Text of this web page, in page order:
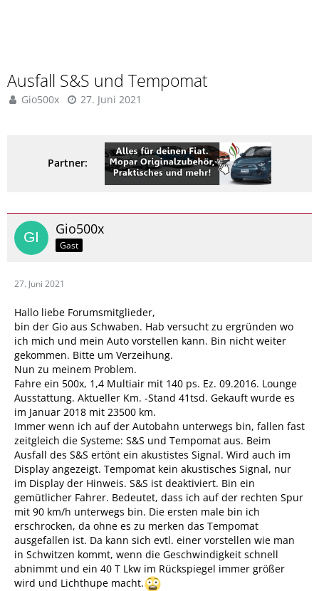
Ausfall S&S und Tempomat
Gio500x 27. Juni 2021
Partner:
Gio500x
Gast
27. Juni 2021
Hallo liebe Forumsmitglieder,
bin der Gio aus Schwaben. Hab versucht zu ergründen wo
ich mich und mein Auto vorstellen kann. Bin nicht weiter
gekommen. Bitte um Verzeihung.
Nun zu meinem Problem.
Fahre ein 500x, 1,4 Multiair mit 140 ps. Ez. 09.2016. Lounge
Ausstattung. Aktueller Km. -Stand 41tsd. Gekauft wurde es
im Januar 2018 mit 23500 km.
Immer wenn ich auf der Autobahn unterwegs bin, fallen fast
zeitgleich die Systeme: S&S und Tempomat aus. Beim
Ausfall des S&S ertönt ein akustistes Signal. Wird auch im
Display angezeigt. Tempomat kein akustisches Signal, nur
im Display der Hinweis. S&S ist deaktiviert. Bin ein
gemütlicher Fahrer. Bedeutet, dass ich auf der rechten Spur
mit 90 km/h unterwegs bin. Die ersten male bin ich
erschrocken, da ohne es zu merken das Tempomat
ausgefallen ist. Da kann sich evtl. einer vorstellen wie man
in Schwitzen kommt, wenn die Geschwindigkeit schnell
abnimmt und ein 40 T Lkw im Rückspiegel immer größer
wird und Lichthupe macht.